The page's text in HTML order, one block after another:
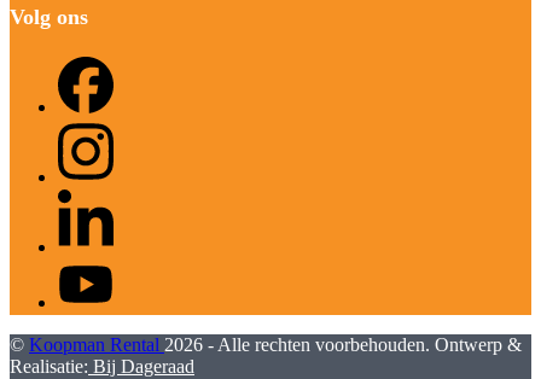
Volg ons
Instagram
© Koopman Rental 2026 - Alle rechten voorbehouden. Ontwerp &
Realisatie: Bij Dageraad